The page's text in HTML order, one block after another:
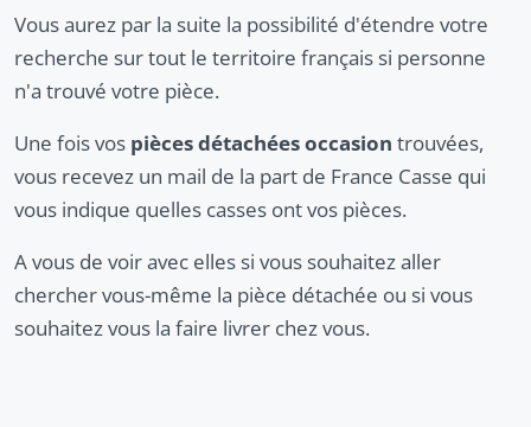
Vous aurez par la suite la possibilité d'étendre votre
recherche sur tout le territoire français si personne
n'a trouvé votre pièce.
Une fois vos pièces détachées occasion trouvées,
vous recevez un mail de la part de France Casse qui
vous indique quelles casses ont vos pièces.
A vous de voir avec elles si vous souhaitez aller
chercher vous-même la pièce détachée ou si vous
souhaitez vous la faire livrer chez vous.